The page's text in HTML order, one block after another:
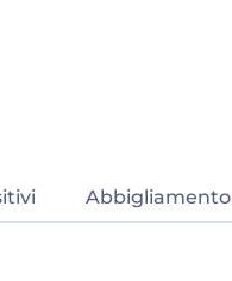
Abbigliamento